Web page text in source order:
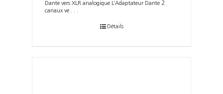
Dante vers XLR analogique L’Adaptateur Dante 2
canaux ve . . .
Détails